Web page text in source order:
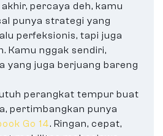
percaya deh, kamu
punya strategi yang
perfeksionis, tapi juga
Kamu nggak sendiri,
yang juga berjuang bareng
perangkat tempur buat
pertimbangkan punya
Go 14. Ringan, cepat,